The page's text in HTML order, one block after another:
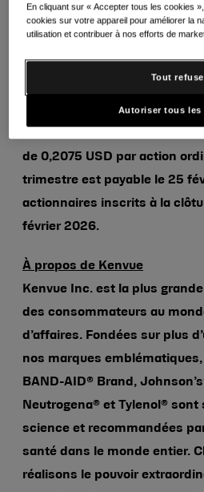
E-
Imprimer
Copier
KVUE) a annoncé aujourd’hui
de 0,2075 USD par action
trimestre est payable le 25
actionnaires inscrits à la
février 2026.
À propos de Kenvue
Kenvue Inc. est la plus
des consommateurs au
d’affaires. Fondées sur plus
nos marques
BAND-AID® Brand,
Neutrogena® et Tylenol® sont
science et recommandées
santé dans le monde entier.
réalisons le pouvoir
En cliquant sur « Accepter tous les cookies
cookies sur votre appareil pour améliorer la
utilisation et contribuer à nos efforts de
Tout
Autoriser tous les